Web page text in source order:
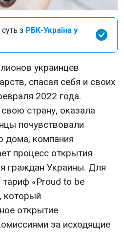
з РБК-Україна у
украинцев
спасая себя и своих
2022 года.
страну, оказала
почувствовали
дома, компания
процесс открытия
граждан Украины. Для
тариф «Proud to be
который
открытие
за исходящие